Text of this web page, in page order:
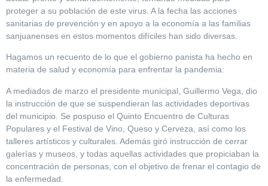
proteger a su población de este virus. A la fecha las acciones
sanitarias de prevención y en apoyo a la economía a las familias
sanjuanenses en estos momentos difíciles han sido diversas.
Hagamos un recuento de lo que el gobierno panista ha hecho en
materia de salud y economía para enfrentar la pandemia:
A mediados de marzo el presidente municipal, Guillermo Vega, dio
la instrucción de que se suspendieran las actividades deportivas
del municipio. Se pospuso el Quinto Encuentro de Culturas
Populares y el Festival de Vino, Queso y Cerveza, así como los
talleres artísticos y culturales. Además giró instrucción de cerrar
galerías y museos, y todas aquellas actividades que propiciaban la
concentración de personas, con el objetivo de frenar el contagio de
la enfermedad.